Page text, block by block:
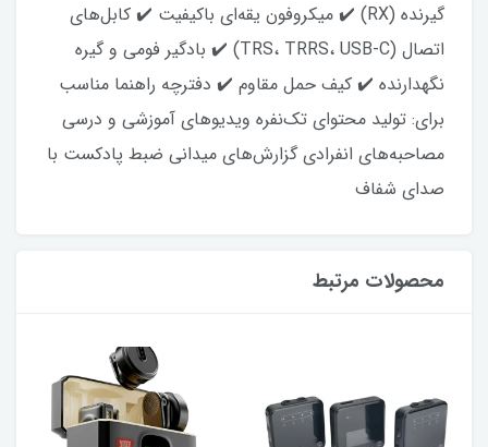
گیرنده (RX) ✔️ میکروفون یقه‌ای باکیفیت ✔️ کابل‌های
اتصال (TRS، TRRS، USB-C) ✔️ بادگیر فومی و گیره
نگهدارنده ✔️ کیف حمل مقاوم ✔️ دفترچه راهنما مناسب
برای: تولید محتوای تک‌نفره ویدیوهای آموزشی و درسی
مصاحبه‌های انفرادی گزارش‌های میدانی ضبط پادکست با
صدای شفاف
محصولات مرتبط